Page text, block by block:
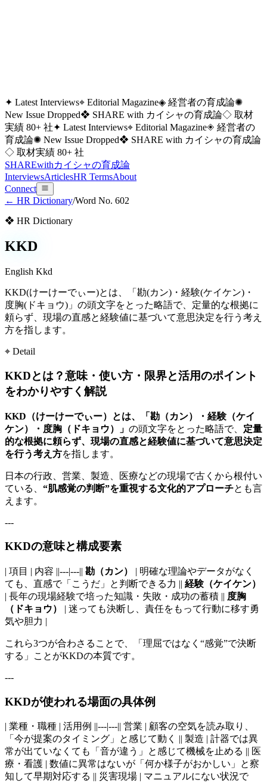
✦ Latest Interviews⌖ Editorial Magazine◈ 経営者の育成論✺
New Issue Dropped❖ SHARE with カイシャの育成論◇ 取材
実績 80+ 社✦ Latest Interviews⌖ Editorial Magazine◈ 経営者の
育成論✺ New Issue Dropped❖ SHARE with カイシャの育成論
◇ 取材実績 80+ 社
SHAREwithカイシャの育成論
InterviewsArticlesHR TermsAbout
Connect
← HR Dictionary/Word No. 602
❖ HR Dictionary
KKD
English Kkd
KKD(けーけーでぃー)とは、「勘(カン)・経験(ケイケン)・
度胸(ドキョウ)」の頭文字をとった略語で、定量的な根拠に
頼らず、現場の直感と経験値に基づいて意思決定を行う考え
方を指します。
⌖ Detail
KKDとは？意味・使い方・限界と活用のポイント
をわかりやすく解説
KKD（けーけーでぃー）とは、「勘（カン）・経験（ケイ
ケン）・度胸（ドキョウ）」 の頭文字をとった略語で、 定量
的な根拠に頼らず、現場の直感と経験値に基づいて意思決定
を行う考え方を指します。
日本の行政、営業、製造、医療などの現場で古くから根付い
ている、 “肌感覚の判断”を重視する文化的アプローチとも言
えます。
---
KKDの意味と構成要素
| 項目 | 内容 ||---|---|| 勘（カン）
| 明確な理論やデータがなく
ても、直感で「こうだ」と判断できる力 || 経験（ケイケン）
| 長年の現場経験で培った知識・失敗・成功の蓄積 || 度胸
（ドキョウ）
| 迷っても決断し、責任をもって行動に移す勇
気や胆力 |
これら3つが合わさることで、「理屈ではなく“感覚”で決断
する」ことがKKDの本質です。
---
KKDが使われる場面の具体例
| 業種・職種 | 活用例 ||---|---|| 営業 | 顧客の空気を読み取り、
「今が提案のタイミング」と感じて動く || 製造 | 計器では異
常が出ていなくても「音が違う」と感じて機械を止める || 医
療・看護 | 数値に異常はないが「何か様子がおかしい」と察
知して早期対応する || 災害現場 | マニュアルにない状況で